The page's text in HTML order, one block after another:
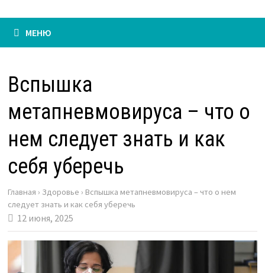
МЕНЮ
Вспышка
метапневмовируса – что о
нем следует знать и как
себя уберечь
Главная › Здоровье › Вспышка метапневмовируса – что о нем
следует знать и как себя уберечь
12 июня, 2025